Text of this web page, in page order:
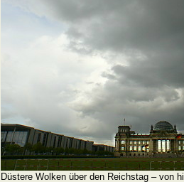
Düstere Wolken über den Reichstag – von